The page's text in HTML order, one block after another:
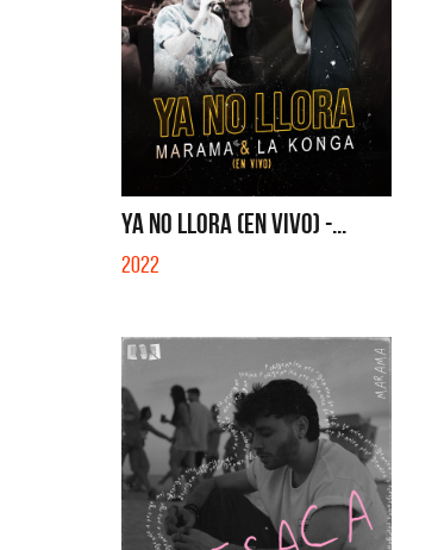
YA NO LLORA (EN VIVO) -...
2022